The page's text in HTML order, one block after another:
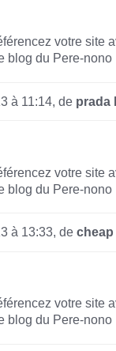
votre site
blog du Pere-nono
à 11:14, de prada
votre site
blog du Pere-nono
à 13:33, de
votre site
blog du Pere-nono